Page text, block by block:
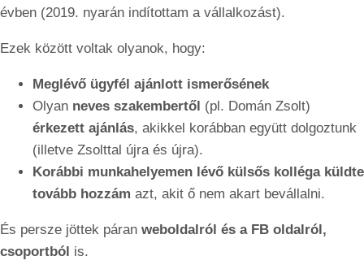
évben (2019. nyarán indítottam a vállalkozást).
Ezek között voltak olyanok, hogy:
Meglévő ügyfél ajánlott ismerősének
Olyan neves szakembertől (pl. Domán Zsolt)
érkezett ajánlás, akikkel korábban együtt dolgoztunk
(illetve Zsolttal újra és újra).
Korábbi munkahelyemen lévő külsős kolléga küldte
tovább hozzám azt, akit ő nem akart bevállalni.
És persze jöttek páran weboldalról és a FB oldalról,
csoportból is.